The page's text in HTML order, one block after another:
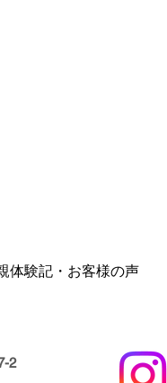
体験記・お客様の声
2